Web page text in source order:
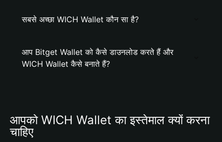
सबसे अच्छा WICH Wallet कौन सा है?
आप Bitget Wallet को कैसे डाउनलोड करते हैं और
WICH Wallet कैसे बनाते हैं?
आपको WICH Wallet का इस्तेमाल क्यों करना
चाहिए